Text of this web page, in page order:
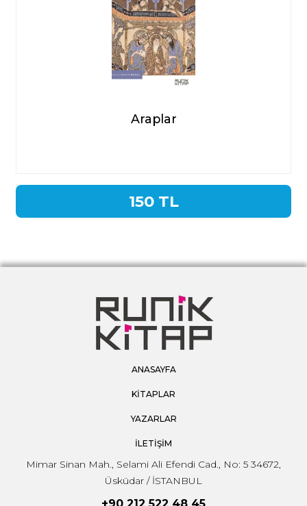
Araplar
150 TL
ANASAYFA
KİTAPLAR
YAZARLAR
İLETİŞİM
Mimar Sinan Mah., Selami Ali Efendi Cad., No: 5 34672,
Üsküdar / İSTANBUL